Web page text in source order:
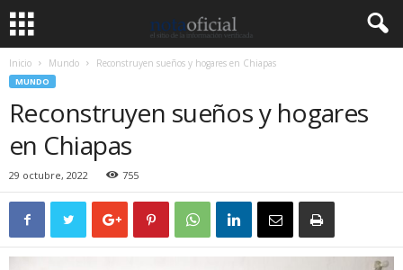
Inicio Mundo Reconstruyen sueños y hogares en Chiapas
MUNDO
Reconstruyen sueños y hogares
en Chiapas
29 octubre, 2022 755